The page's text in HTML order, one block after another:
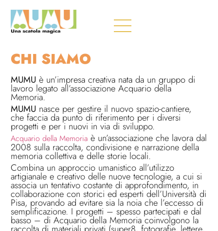
CHI SIAMO
MUMU è un’impresa creativa nata da un gruppo di
lavoro legato all’associazione Acquario della
Memoria.
MUMU nasce per gestire il nuovo spazio-cantiere,
che faccia da punto di riferimento per i diversi
progetti e per i nuovi in via di sviluppo.
Acquario della Memoria è un’associazione che lavora dal
2008 sulla raccolta, condivisione e narrazione della
memoria collettiva e delle storie locali.
Combina un approccio umanistico all’utilizzo
artigianale e creativo delle nuove tecnologie, a cui si
associa un tentativo costante di approfondimento, in
collaborazione con storici ed esperti dell’Università di
Pisa, provando ad evitare sia la noia che l’eccesso di
semplificazione. I progetti – spesso partecipati e dal
basso – di Acquario della Memoria coinvolgono la